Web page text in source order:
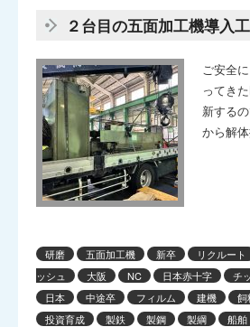
２台目の五面加工機導入
ご安全
ってき
新する
から解
研磨 五面加工機 新卒 リクルート
ッシュ
大阪 NC 日本赤十字 チ
日本
中途卒 フィルム 建機 飼
投資育成
製鉄 製鋼 製綱 船舶